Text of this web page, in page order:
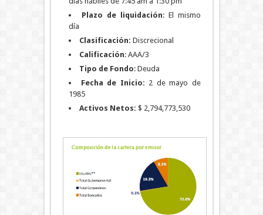
Plazo de liquidación: El mismo
día
Clasificación: Discrecional
Calificación: AAA/3
Tipo de Fondo: Deuda
Fecha de Inicio: 2 de mayo de
1985
Activos Netos: $ 2,794,773,530